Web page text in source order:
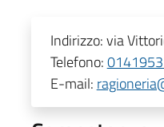
Indirizzo:via
Telefono:
E-mail: